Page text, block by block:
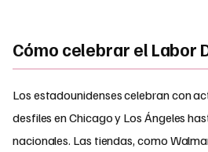
Cómo celebrar el Labor
Los estadounidenses celebran con
desfiles en Chicago y Los Ángeles
nacionales. Las tiendas, como